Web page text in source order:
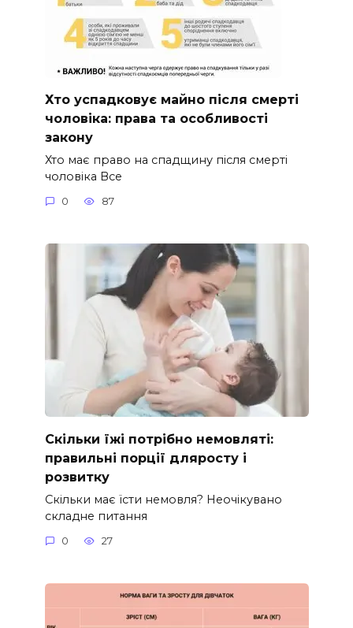
Хто успадковує майно після смерті
чоловіка: права та особливості
закону
Хто має право на спадщину після смерті
чоловіка Все
0 87
Скільки їжі потрібно немовляті:
правильні порції дляросту і
розвитку
Скільки має їсти немовля? Неочікувано
складне питання
0 27